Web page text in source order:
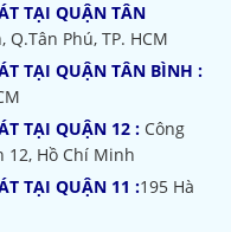
TẠI QUẬN TÂN
Phú, TP. HCM
TẠI QUẬN TÂN BÌNH :
TẠI QUẬN 12 : Công
12, Hồ Chí Minh
TẠI QUẬN 11 :195 Hà